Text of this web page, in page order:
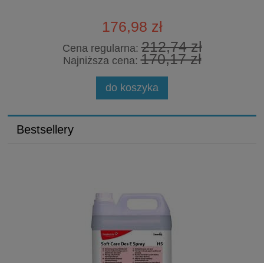
176,98 zł
Cena regularna:212,74 zł
Najniższa cena:170,17 zł
do koszyka
Bestsellery